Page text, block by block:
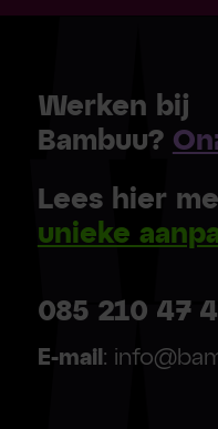
Werken bij
Bambuu?
Lees hier
unieke
085 210 47
E-mail :